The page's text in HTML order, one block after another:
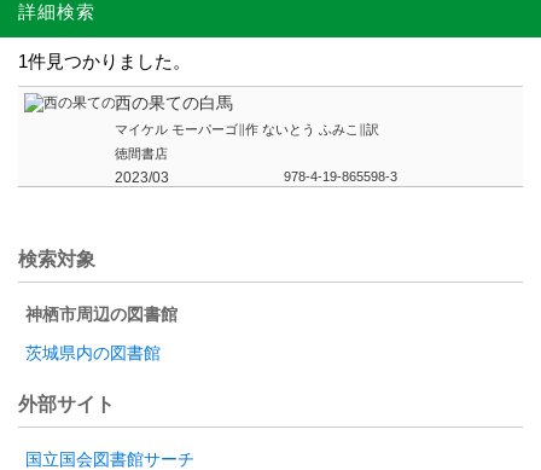
詳細検索
1件見つかりました。
西の果ての白馬
マイケル モーパーゴ∥作 ないとう ふみこ∥訳
徳間書店
2023/03 978-4-19-865598-3
検索対象
神栖市周辺の図書館
茨城県内の図書館
外部サイト
国立国会図書館サーチ